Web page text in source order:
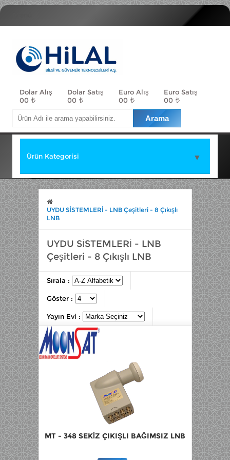
Dolar Alış
00
Dolar Satış
00
Euro Alış
00
Euro Satış
00
Ürün Kategorisi ▼
▼
▼
UYDU SİSTEMLERİ - LNB Çeşitleri - 8 Çıkışlı
LNB
UYDU SİSTEMLERİ - LNB
Çeşitleri - 8 Çıkışlı LNB
Sırala :
Göster :
Yayın Evi :
MT - 348 SEKİZ ÇIKIŞLI BAĞIMSIZ LNB